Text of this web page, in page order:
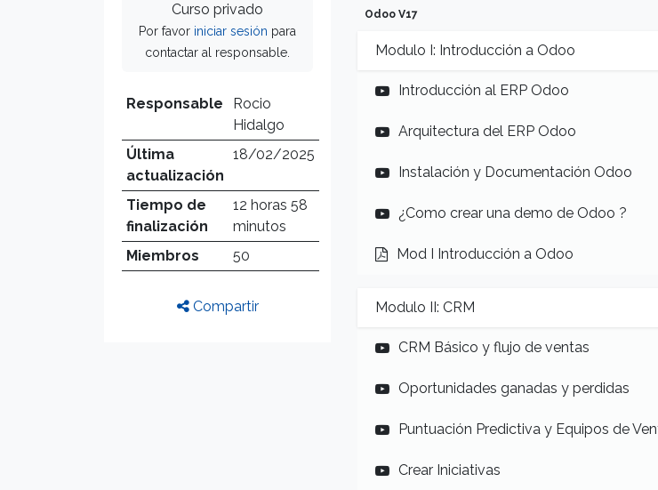
Curso privado
Por favor iniciar sesión para
contactar al responsable.
Responsable
Rocio
Hidalgo
Última
actualización
18/02/2025
Tiempo de
finalización
12 horas 58
minutos
Miembros
50
Compartir
Odoo V17
Modulo I: Introducción a Odoo
Introducción al ERP Odoo
Arquitectura del ERP Odoo
Instalación y Documentación Odoo
¿Como crear una demo de Odoo ?
Mod I Introducción a Odoo
Modulo II: CRM
CRM Básico y flujo de ventas
Oportunidades ganadas y perdidas
Puntuación Predictiva y Equipos de
Crear Iniciativas